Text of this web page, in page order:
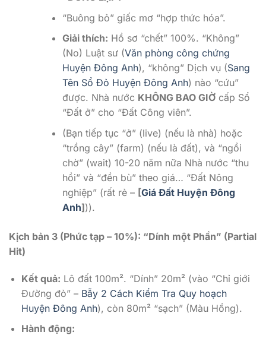
“Buông bỏ” giấc mơ “hợp thức hóa”.
Giải thích: Hồ sơ “chết” 100%. “Không”
(No) Luật sư (Văn phòng công chứng
Huyện Đông Anh), “không” Dịch vụ (Sang
Tên Sổ Đỏ Huyện Đông Anh) nào “cứu”
được. Nhà nước KHÔNG BAO GIỜcấp Sổ
“Đất ở” cho “Đất Công viên”.
(Bạn tiếp tục “ở” (live) (nếu là nhà) hoặc
“trồng cây” (farm) (nếu là đất), và “ngồi
chờ” (wait) 10-20 năm nữa Nhà nước “thu
hồi” và “đền bù” theo giá… “Đất Nông
nghiệp” (rất rẻ – [Giá Đất Huyện Đông
Anh])).
Kịch bản 3 (Phức tạp – 10%): “Dính một Phần” (Partial
Hit)
Kết quả: Lô đất 100m². “Dính” 20m² (vào “Chỉ giới
Đường đỏ” – Bẫy 2 Cách Kiểm Tra Quy hoạch
Huyện Đông Anh), còn 80m² “sạch” (Màu Hồng).
Hành động: